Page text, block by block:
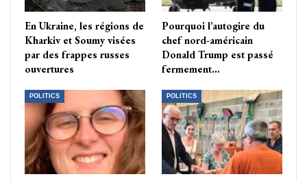
En Ukraine, les régions de
Kharkiv et Soumy visées
par des frappes russes
ouvertures
Pourquoi l’autogire du
chef nord-américain
Donald Trump est passé
fermement…
POLITICS POLITICS